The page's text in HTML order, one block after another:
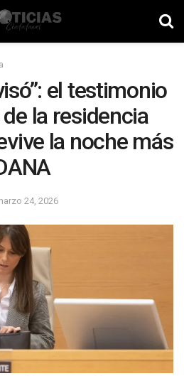
el testimonio
la residencia
la noche más
24, 2026